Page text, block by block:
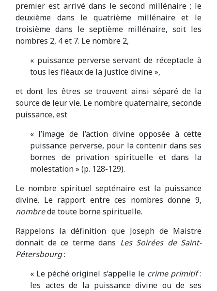
premier est arrivé dans le second millénaire ; le
deuxième dans le quatrième millénaire et le
troisième dans le septième millénaire, soit les
nombres 2, 4 et 7. Le nombre 2,
« puissance perverse servant de réceptacle à
tous les fléaux de la justice divine »,
et dont les êtres se trouvent ainsi séparé de la
source de leur vie. Le nombre quaternaire, seconde
puissance, est
« l’image de l’action divine opposée à cette
puissance perverse, pour la contenir dans ses
bornes de privation spirituelle et dans la
molestation » (p. 128-129).
Le nombre spirituel septénaire est la puissance
divine. Le rapport entre ces nombres donne 9,
nombrede toute borne spirituelle.
Rappelons la définition que Joseph de Maistre
donnait de ce terme dans Les Soirées de Saint-
Pétersbourg:
« Le péché originel s’appelle le crime primitif:
les actes de la puissance divine ou de ses